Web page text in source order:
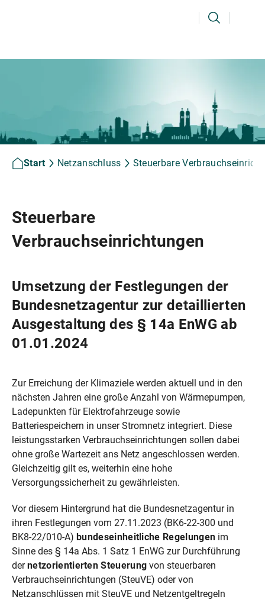
Suchen
Start Netzanschluss Steuerbare
Steuerbare
Verbrauchseinrichtungen
Umsetzung der Festlegungen der
Bundesnetzagentur zur detaillierten
Ausgestaltung des § 14a EnWG ab
01.01.2024
Zur Erreichung der Klimaziele werden aktuell und in den
nächsten Jahren eine große Anzahl von Wärmepumpen,
Ladepunkten für Elektrofahrzeuge sowie
Batteriespeichern in unser Stromnetz integriert. Diese
leistungsstarken Verbrauchseinrichtungen sollen dabei
ohne große Wartezeit ans Netz angeschlossen werden.
Gleichzeitig gilt es, weiterhin eine hohe
Versorgungssicherheit zu gewährleisten.
Vor diesem Hintergrund hat die Bundesnetzagentur in
ihren Festlegungen vom 27.11.2023 (BK6-22-300 und
BK8-22/010-A) bundeseinheitliche Regelungen im
Sinne des § 14a Abs. 1 Satz 1 EnWG zur Durchführung
dernetzorientierten Steuerung von steuerbaren
Verbrauchseinrichtungen (SteuVE) oder von
Netzanschlüssen mit SteuVE und Netzentgeltregeln